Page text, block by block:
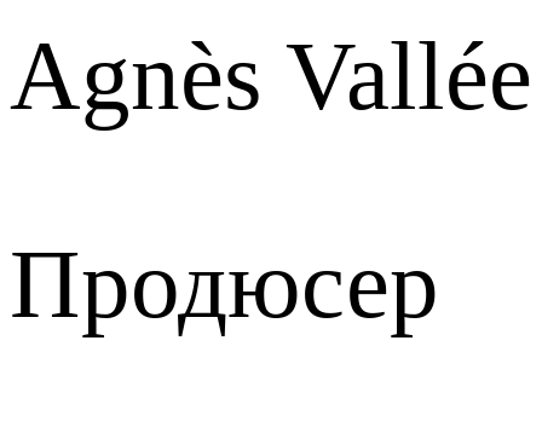
Agnès Vallée
Продюсер